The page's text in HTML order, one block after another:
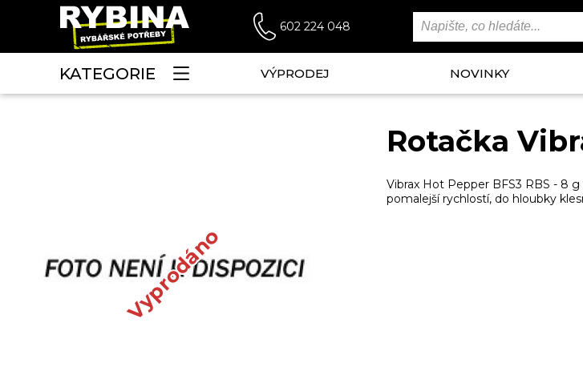
602 224 048
KATEGORIE VÝPRODEJ NOVINKY
Vyprodáno
Rotačka
Vibrax Hot Pepper BFS3 RBS - 8
pomalejší rychlostí, do hloubky